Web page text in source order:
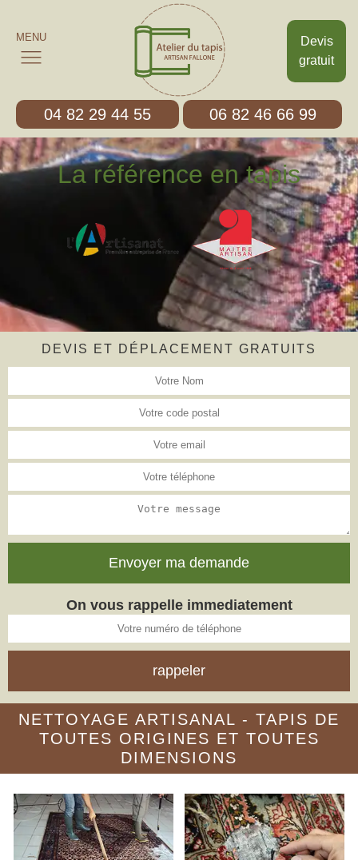
Devis
gratuit
MENU
04 82 29 44 55 06 82 46 66 99
La référence en tapis
DEVIS ET DÉPLACEMENT GRATUITS
On vous rappelle immediatement
NETTOYAGE ARTISANAL - TAPIS DE
TOUTES ORIGINES ET TOUTES
DIMENSIONS